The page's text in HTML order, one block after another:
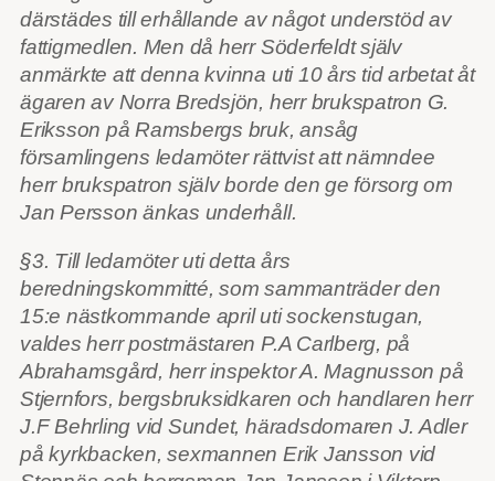
därstädes till erhållande av något understöd av
fattigmedlen. Men då herr Söderfeldt själv
anmärkte att denna kvinna uti 10 års tid arbetat åt
ägaren av Norra Bredsjön, herr brukspatron G.
Eriksson på Ramsbergs bruk, ansåg
församlingens ledamöter rättvist att nämndee
herr brukspatron själv borde den ge försorg om
Jan Persson änkas underhåll.
§3. Till ledamöter uti detta års
beredningskommitté, som sammanträder den
15:e nästkommande april uti sockenstugan,
valdes herr postmästaren P.A Carlberg, på
Abrahamsgård, herr inspektor A. Magnusson på
Stjernfors, bergsbruksidkaren och handlaren herr
J.F Behrling vid Sundet, häradsdomaren J. Adler
på kyrkbacken, sexmannen Erik Jansson vid